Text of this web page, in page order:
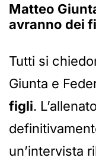
Matteo
avranno dei
Tutti si
Giunta e
figli.
un’intervista